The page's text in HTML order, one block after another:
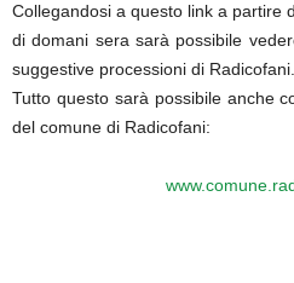
Collegandosi a questo link a partire
di domani sera sarà possibile
suggestive processioni di Radicofani.
Tutto questo sarà possibile anche
del comune di Radicofani: